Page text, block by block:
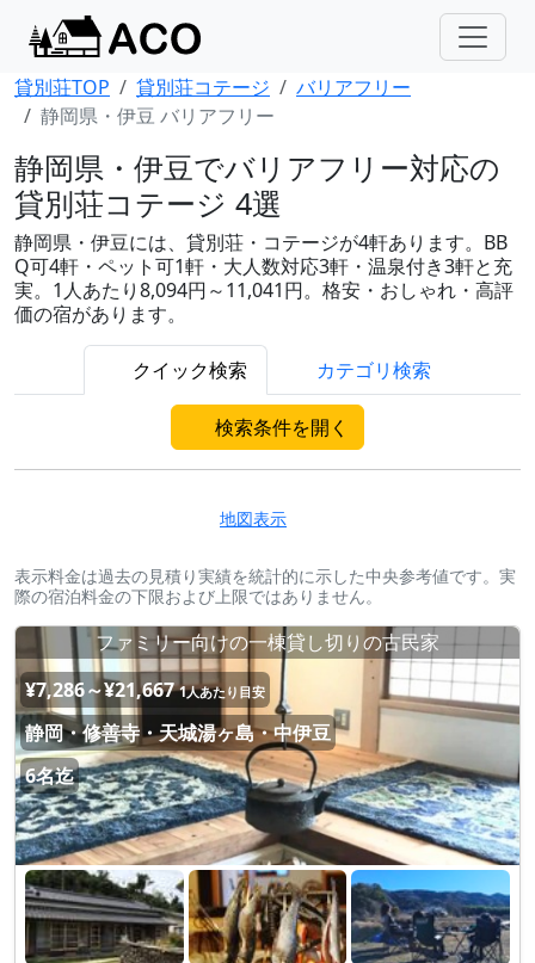
貸別荘TOP 貸別荘コテージ
バリアフリー
静岡県・伊豆 バリアフリー
静岡県・伊豆でバリアフリー対応の
貸別荘コテージ 4選
静岡県・伊豆には、貸別荘・コテージが4軒あります。BB
Q可4軒・ペット可1軒・大人数対応3軒・温泉付き3軒と充
実。1人あたり8,094円～11,041円。格安・おしゃれ・高評
価の宿があります。
クイック検索 カテゴリ検索
検索条件を開く
地図表示
表示料金は過去の見積り実績を統計的に示した中央参考値です。実
際の宿泊料金の下限および上限ではありません。
ファミリー向けの一棟貸し切りの古民家
¥7,286～¥21,667 1人あたり目安
静岡・修善寺・天城湯ヶ島・中伊豆
6名迄